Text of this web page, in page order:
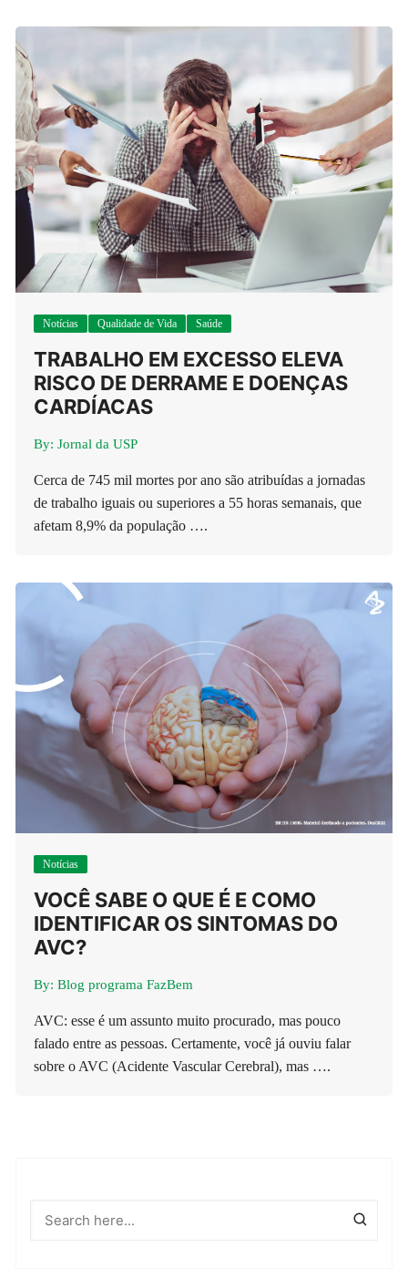
Notícias Qualidade de Vida Saúde
TRABALHO EM EXCESSO ELEVA
RISCO DE DERRAME E DOENÇAS
CARDÍACAS
By: Jornal da USP
Cerca de 745 mil mortes por ano são atribuídas a jornadas
de trabalho iguais ou superiores a 55 horas semanais, que
afetam 8,9% da população ….
Notícias
VOCÊ SABE O QUE É E COMO
IDENTIFICAR OS SINTOMAS DO
AVC?
By: Blog programa FazBem
AVC: esse é um assunto muito procurado, mas pouco
falado entre as pessoas. Certamente, você já ouviu falar
sobre o AVC (Acidente Vascular Cerebral), mas ….